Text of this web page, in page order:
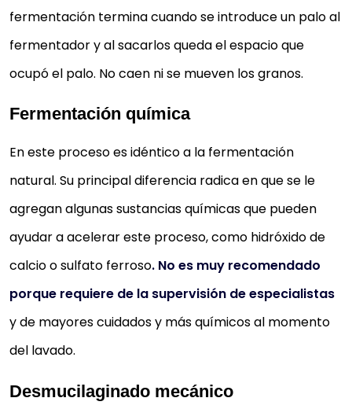
fermentación termina cuando se introduce un palo al
fermentador y al sacarlos queda el espacio que
ocupó el palo. No caen ni se mueven los granos.
Fermentación química
En este proceso es idéntico a la fermentación
natural. Su principal diferencia radica en que se le
agregan algunas sustancias químicas que pueden
ayudar a acelerar este proceso, como hidróxido de
calcio o sulfato ferroso. No es muy recomendado
porque requiere de la supervisión de especialistas
y de mayores cuidados y más químicos al momento
del lavado.
Desmucilaginado mecánico